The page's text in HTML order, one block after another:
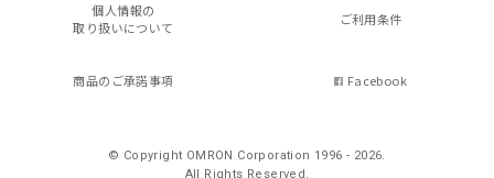
個人情報の
取り扱いについて
ご利用条件
商品のご承諾事項 Facebook
© Copyright OMRON Corporation 1996 - 2026.
All Rights Reserved.